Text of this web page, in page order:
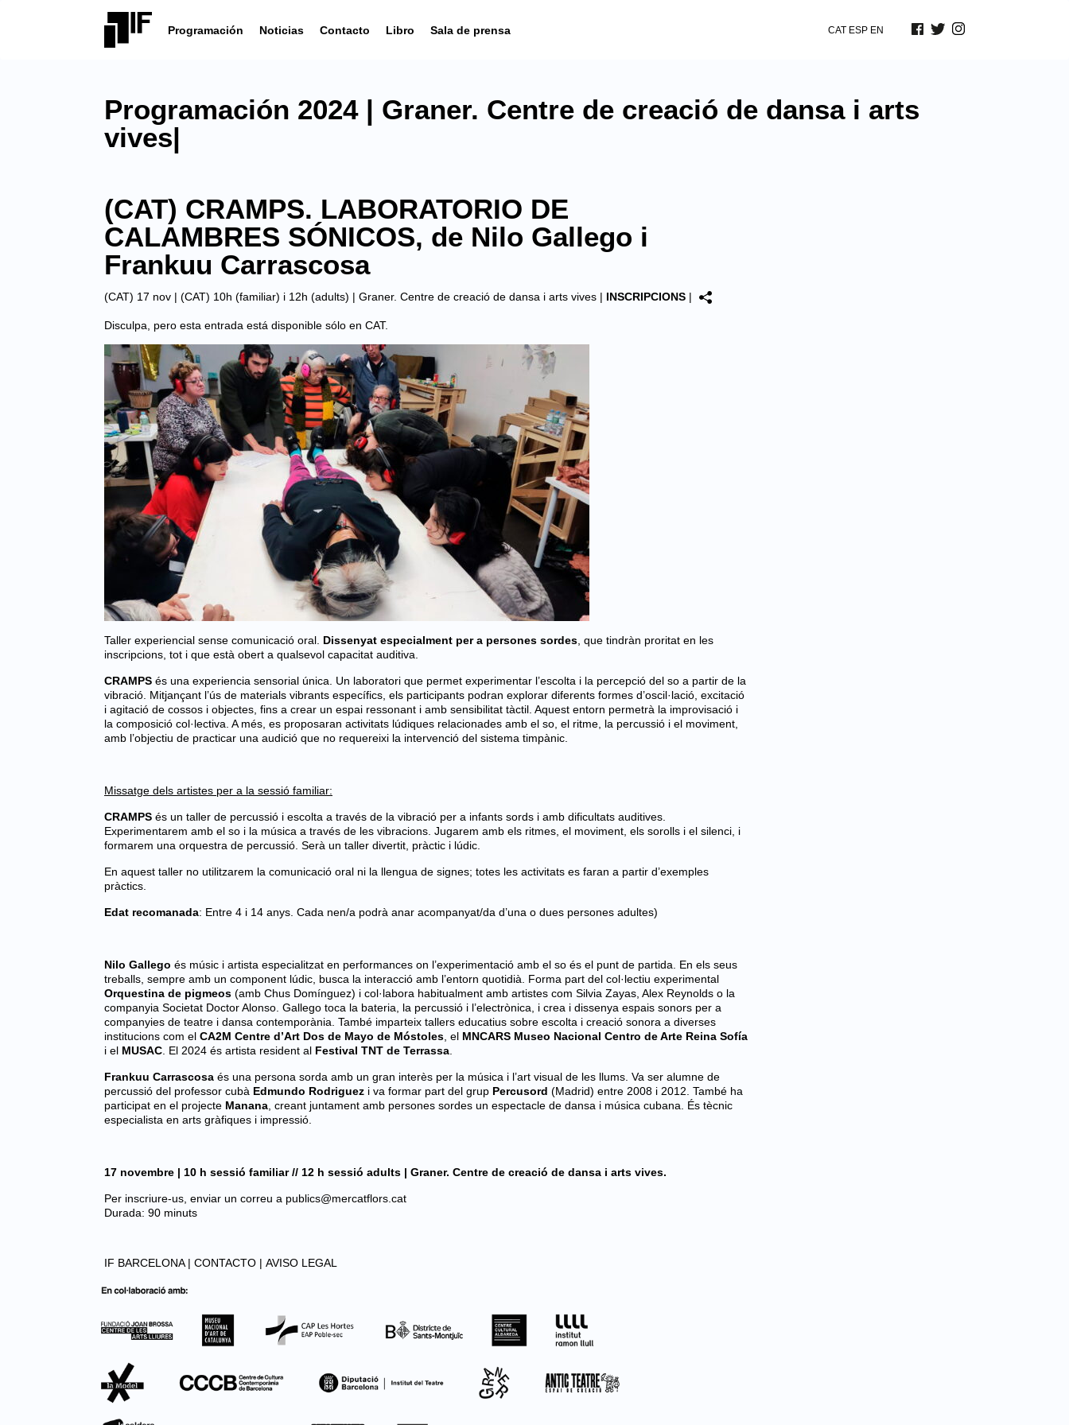
Programación Noticias Contacto Libro Sala de prensa CAT ESP EN
Programación 2024 | Graner. Centre de creació de dansa i arts
vives|
(CAT) CRAMPS. LABORATORIO DE
CALAMBRES SÓNICOS, de Nilo Gallego i
Frankuu Carrascosa
(CAT) 17 nov | (CAT) 10h (familiar) i 12h (adults) | Graner. Centre de creació de dansa i arts vives | INSCRIPCIONS |
Disculpa, pero esta entrada está disponible sólo en CAT.
Taller experiencial sense comunicació oral. Dissenyat especialment per a persones sordes , que tindràn proritat en les
inscripcions, tot i que està obert a qualsevol capacitat auditiva.
CRAMPS és una experiencia sensorial única. Un laboratori que permet experimentar l’escolta i la percepció del so a partir de la
vibració. Mitjançant l’ús de materials vibrants específics, els participants podran explorar diferents formes d’oscil·lació, excitació
i agitació de cossos i objectes, fins a crear un espai ressonant i amb sensibilitat tàctil. Aquest entorn permetrà la improvisació i
la composició col·lectiva. A més, es proposaran activitats lúdiques relacionades amb el so, el ritme, la percussió i el moviment,
amb l’objectiu de practicar una audició que no requereixi la intervenció del sistema timpànic.
Missatge dels artistes per a la sessió familiar:
CRAMPS és un taller de percussió i escolta a través de la vibració per a infants sords i amb dificultats auditives.
Experimentarem amb el so i la música a través de les vibracions. Jugarem amb els ritmes, el moviment, els sorolls i el silenci, i
formarem una orquestra de percussió. Serà un taller divertit, pràctic i lúdic.
En aquest taller no utilitzarem la comunicació oral ni la llengua de signes; totes les activitats es faran a partir d’exemples
pràctics.
Edat recomanada: Entre 4 i 14 anys. Cada nen/a podrà anar acompanyat/da d’una o dues persones adultes)
Nilo Gallego és músic i artista especialitzat en performances on l’experimentació amb el so és el punt de partida. En els seus
treballs, sempre amb un component lúdic, busca la interacció amb l’entorn quotidià. Forma part del col·lectiu experimental
Orquestina de pigmeos (amb Chus Domínguez) i col·labora habitualment amb artistes com Silvia Zayas, Alex Reynolds o la
companyia Societat Doctor Alonso. Gallego toca la bateria, la percussió i l’electrònica, i crea i dissenya espais sonors per a
companyies de teatre i dansa contemporània. També imparteix tallers educatius sobre escolta i creació sonora a diverses
institucions com el CA2M Centre d’Art Dos de Mayo de Móstoles , el MNCARS Museo Nacional Centro de Arte Reina Sofía
i el MUSAC . El 2024 és artista resident al Festival TNT de Terrassa
Frankuu Carrascosa és una persona sorda amb un gran interès per la música i l’art visual de les llums. Va ser alumne de
percussió del professor cubà Edmundo Rodriguez i va formar part del grup Percusord (Madrid) entre 2008 i 2012. També ha
participat en el projecte Manana , creant juntament amb persones sordes un espectacle de dansa i música cubana. És tècnic
especialista en arts gràfiques i impressió.
17 novembre | 10 h sessió familiar // 12 h sessió adults | Graner. Centre de creació de dansa i arts vives.
Per inscriure-us, enviar un correu a publics@mercatflors.cat
Durada: 90 minuts
IF BARCELONA | CONTACTO | AVISO LEGAL